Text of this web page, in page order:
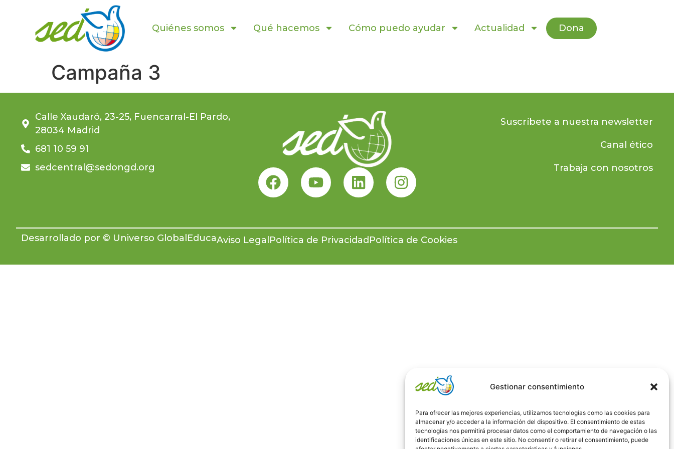
Gestionar consentimiento
Para ofrecer las mejores experiencias, utilizamos tecnologías como las cookies para
almacenar y/o acceder a la información del dispositivo. El consentimiento de estas
tecnologías nos permitirá procesar datos como el comportamiento de navegación o las
identificaciones únicas en este sitio. No consentir o retirar el consentimiento, puede
Quiénes somos Qué hacemos Cómo puedo ayudar Actualidad Dona
Campaña 3
Calle Xaudaró, 23-25, Fuencarral-El Pardo,
28034 Madrid
681 10 59 91
sedcentral@sedongd.org
Suscríbete a nuestra newsletter
Canal ético
Trabaja con nosotros
Desarrollado por © Universo GlobalEducaAviso Legal Política de Privacidad Política de Cookies